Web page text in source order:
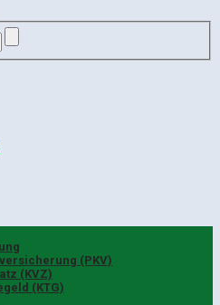
(PKV)
(KVZ)
(KTG)